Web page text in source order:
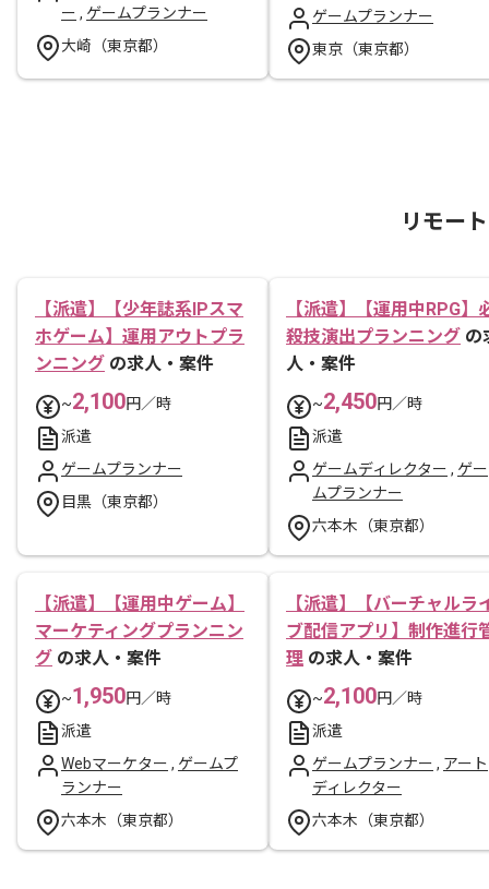
ー , ゲームプランナー
大崎（東京都）
ゲームプランナー
東京（東京都）
リモー
【派遣】【少年誌系IPスマ
ホゲーム】運用アウトプラ
ンニング の求人・案件
~2,100円／時
派遣
ゲームプランナー
目黒（東京都）
【派遣】【運用中RPG】
殺技演出プランニング の
人・案件
~2,450円／時
派遣
ゲームディレクター , ゲー
ムプランナー
六本木（東京都）
【派遣】【運用中ゲーム】
マーケティングプランニン
グ の求人・案件
~1,950円／時
派遣
Webマーケター , ゲームプ
ランナー
六本木（東京都）
【派遣】【バーチャルラ
ブ配信アプリ】制作進行
理 の求人・案件
~2,100円／時
派遣
ゲームプランナー , アート
ディレクター
六本木（東京都）